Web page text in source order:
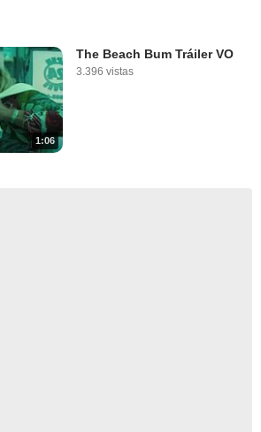
1:06
The Beach Bum Tráiler VO
3.396 vistas